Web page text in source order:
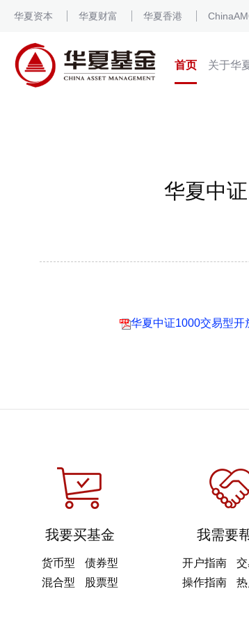
华夏资本 华夏财富 华夏香港
首页 关于华
华夏中
华夏中证1000交易型
我要买基金
货币型
债券型
混合型
股票型
我需要
开户指南
操作指南